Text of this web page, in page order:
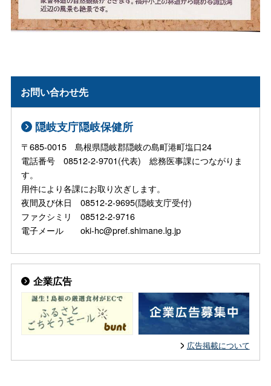
お問い合わせ先
隠岐支庁隠岐保健所
〒685-0015 島根県隠岐郡隠岐の島町港町塩口24
電話番号 08512-2-9701(代表) 総務医事課につながりま
す。
用件により各課にお取り次ぎします。
夜間及び休日 08512-2-9695(隠岐支庁受付)
ファクシミリ 08512-2-9716
電子メール oki-hc@pref.shimane.lg.jp
企業広告
広告掲載について